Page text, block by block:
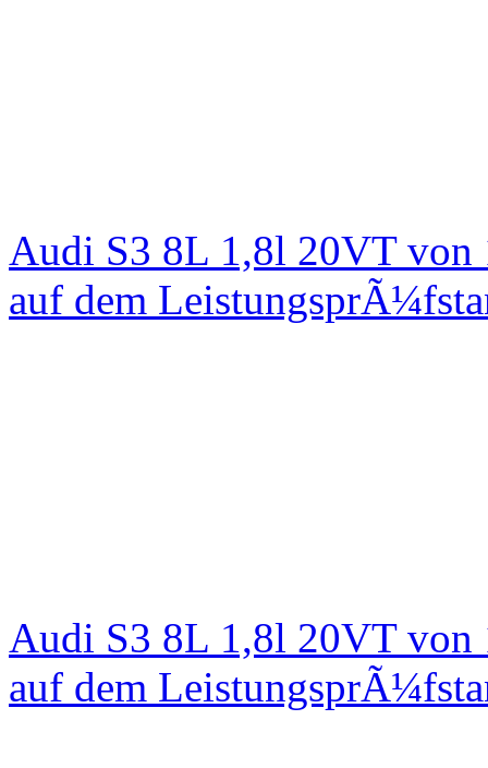
Audi S3 8L 1,8l 20VT von
auf dem
Audi S3 8L 1,8l 20VT von
auf dem